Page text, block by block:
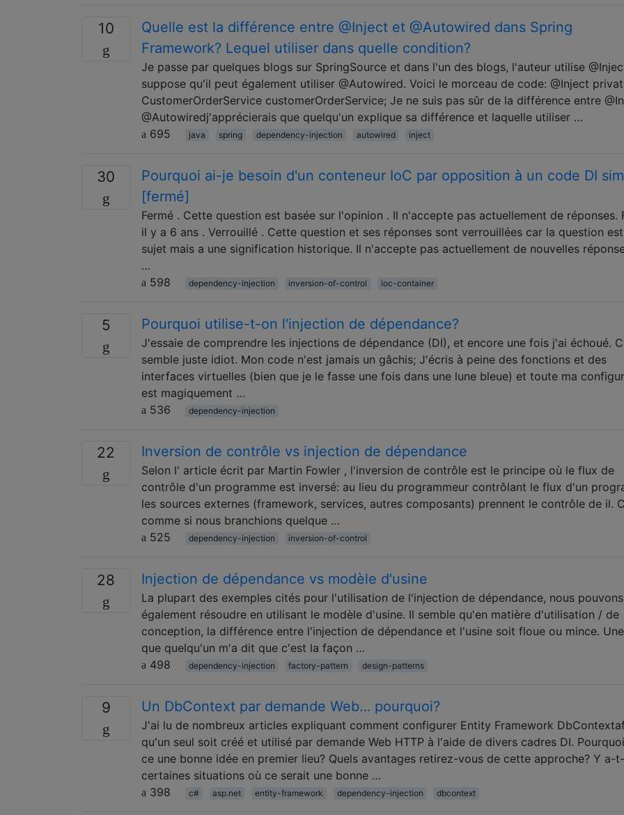
10
Quelle est la différence entre @Inject et @Autowired dans Spring
Framework? Lequel utiliser dans quelle condition?
Je passe par quelques blogs sur SpringSource et dans l'un des blogs, l'auteur utilise
suppose qu'il peut également utiliser @Autowired. Voici le morceau de code: @Inject
CustomerOrderService customerOrderService; Je ne suis pas sûr de la différence entre
@Autowiredj'apprécierais que quelqu'un explique sa différence et laquelle utiliser …
695
java spring dependency-injection autowired inject
30
Pourquoi ai-je besoin d'un conteneur IoC par opposition à un code DI
[fermé]
Fermé . Cette question est basée sur l'opinion . Il n'accepte pas actuellement de réponses.
il y a 6 ans . Verrouillé . Cette question et ses réponses sont verrouillées car la question
sujet mais a une signification historique. Il n'accepte pas actuellement de nouvelles
…
598
dependency-injection inversion-of-control ioc-container
5 Pourquoi utilise-t-on l'injection de dépendance?
J'essaie de comprendre les injections de dépendance (DI), et encore une fois j'ai échoué.
semble juste idiot. Mon code n'est jamais un gâchis; J'écris à peine des fonctions et des
interfaces virtuelles (bien que je le fasse une fois dans une lune bleue) et toute ma
est magiquement …
536
dependency-injection
22 Inversion de contrôle vs injection de dépendance
Selon l' article écrit par Martin Fowler , l'inversion de contrôle est le principe où le flux de
contrôle d'un programme est inversé: au lieu du programmeur contrôlant le flux d'un
les sources externes (framework, services, autres composants) prennent le contrôle de il.
comme si nous branchions quelque …
525
dependency-injection inversion-of-control
28 Injection de dépendance vs modèle d'usine
La plupart des exemples cités pour l'utilisation de l'injection de dépendance, nous pouvons
également résoudre en utilisant le modèle d'usine. Il semble qu'en matière d'utilisation / de
conception, la différence entre l'injection de dépendance et l'usine soit floue ou mince.
que quelqu'un m'a dit que c'est la façon …
498
dependency-injection factory-pattern design-patterns
9 Un DbContext par demande Web… pourquoi?
J'ai lu de nombreux articles expliquant comment configurer Entity Framework
qu'un seul soit créé et utilisé par demande Web HTTP à l'aide de divers cadres DI.
ce une bonne idée en premier lieu? Quels avantages retirez-vous de cette approche? Y a-
certaines situations où ce serait une bonne …
398
c# asp.net entity-framework dependency-injection dbcontext